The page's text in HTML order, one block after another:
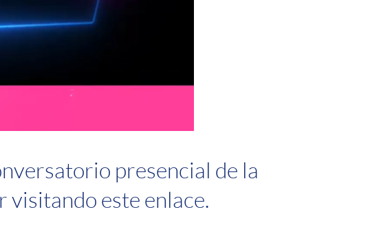
presencial de la
visitando este enlace.